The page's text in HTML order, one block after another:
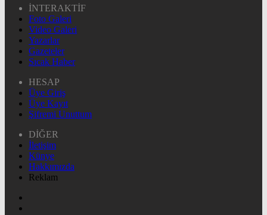
İNTERAKTİF
Foto Galeri
Video Galeri
Yazarlar
Gazeteler
Sıcak Haber
HESAP
Üye Giriş
Üye Kayıt
Şifremi Unuttum
DİĞER
İletişim
Künye
Hakkımızda
Reklam